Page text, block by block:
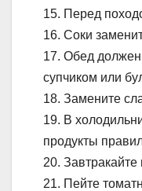
15. Перед
16. Соки
17. Обед должен
супчиком или
18. Замените
19. В
продукты
20.
21. Пейте